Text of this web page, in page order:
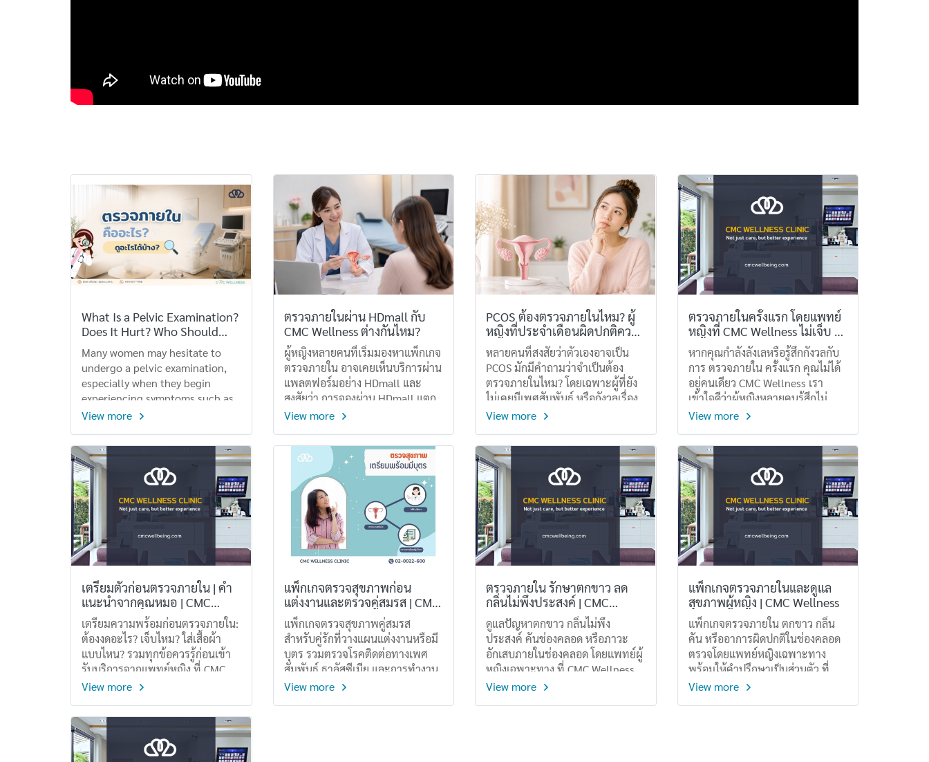
What Is a Pelvic Examination?
Does It Hurt? Who Should
Have One?
Many women may hesitate to
undergo a pelvic examination,
especially when they begin
experiencing symptoms such as
abnormal vaginal discharge,
burning, genital lumps or sores,
lower abdominal pain, or
abnormal vaginal bleeding.
Feelings of anxiety,
embarrassment, or fear of pain
often lead them to delay seeking
medical care.In reality, a pelvic
examination is an important
gynecological assessment that
helps identify the underlying
cause of these symptoms,
diagnose medical conditions,
and guide appropriate
treatment. It can also help
detect abnormalities at an early
stage, allowing for timely
management and better health
outcomes.
View more
ตรวจภายในผ่าน HDmall กับ
CMC Wellness ต่างกันไหม?
ผู้หญิงหลายคนที่เริ่มมองหาแพ็กเกจ
ตรวจภายใน อาจเคยเห็นบริการผ่าน
แพลตฟอร์มอย่าง HDmall และ
สงสัยว่า การจองผ่าน HDmall แตก
ต่างจากการจองตรงกับ CMC
ช่องทางยังคงเข้ารับบริการที่คลินิก
เดียวกันและดูแลโดยทีมแพทย์
เดียวกัน แต่รายละเอียดของ
โปรแกรม โปรโมชั่น และรูปแบบการ
ดูแล อาจแตกต่างกันเล็กน้อยตาม
ลักษณะของแต่ละแพ็กเกจ
View more
PCOS ต้องตรวจภายในไหม? ผู้
หญิงที่ประจำเดือนผิดปกติควรรู้
อะไรบ้าง
หลายคนที่สงสัยว่าตัวเองอาจเป็น
PCOS มักมีคำถามว่าจำเป็นต้อง
ตรวจภายในไหม? โดยเฉพาะผู้ที่ยัง
ไม่เคยมีเพศสัมพันธ์ หรือกังวลเรื่อง
ความเจ็บและความไม่สบายใจจริงๆ
หมายความว่าทุกคนต้องตรวจ
ภายในแบบสอดเครื่องมือเสมอไป
เพราะแพทย์จะเลือกวิธีตรวจตาม
อายุ อาการ และความเหมาะสมของ
แต่ละคน
View more
ตรวจภายในครั้งแรก โดยแพทย์
หญิงที่ CMC Wellness ไม่เจ็บ ไม่
อาย ปลอดภัย
หากคุณกำลังลังเลหรือรู้สึกกังวลกับ
การ ตรวจภายใน ครั้งแรก คุณไม่ได้
อยู่คนเดียว CMC Wellness เรา
เข้าใจดีว่าผู้หญิงหลายคนรู้สึกไม่
มั่นใจ เขิน หรือกลัวว่าจะเจ็บเราจึง
ให้ ปลอดภัย เป็นส่วนตัว ไม่เจ็บ และ
ดูแลโดยแพทย์หญิงเท่านั้นไม่ว่าคุณ
จะมีอาการผิดปกติ เช่น ตกขาว คัน
แสบ หรือเพียงต้องการตรวจมะเร็ง
ปากมดลูกประจำปีเราพร้อมให้คำ
แนะนำอย่างเข้าใจ และให้คุณมั่นใจ
ในทุกขั้นตอนของการดูแลสุขภาพ
เพศ
View more
เตรียมตัวก่อนตรวจภายใน | คำ
แนะนำจากคุณหมอ | CMC
Wellness
เตรียมความพร้อมก่อนตรวจภายใน:
ต้องงดอะไร? เจ็บไหม? ใส่เสื้อผ้า
แบบไหน? รวมทุกข้อควรรู้ก่อนเข้า
รับบริการจากแพทย์หญิง ที่ CMC
Wellness ดูแลด้วยความเข้าใจ
View more
แพ็กเกจตรวจสุขภาพก่อน
แต่งงานและตรวจคู่สมรส | CMC
Wellness
แพ็กเกจตรวจสุขภาพคู่สมรส
สำหรับคู่รักที่วางแผนแต่งงานหรือมี
บุตร รวมตรวจโรคติดต่อทางเพศ
สัมพันธ์ ธาลัสซีเมีย และการทำงาน
ของระบบสืบพันธุ์ โดยแพทย์เฉพาะ
View more
ตรวจภายใน รักษาตกขาว ลด
กลิ่นไม่พึงประสงค์ | CMC
Wellnes
ดูแลปัญหาตกขาว กลิ่นไม่พึง
ประสงค์ คันช่องคลอด หรือภาวะ
อักเสบภายในช่องคลอด โดยแพทย์ผู้
หญิงเฉพาะทาง ที่ CMC Wellness
บริการเป็นส่วนตัว ใส่ใจทุกขั้นตอน
View more
แพ็กเกจตรวจภายในและดูแล
สุขภาพผู้หญิง | CMC Wellness
แพ็กเกจตรวจภายใน ตกขาว กลิ่น
คัน หรืออาการผิดปกติในช่องคลอด
ตรวจโดยแพทย์หญิงเฉพาะทาง
พร้อมให้คำปรึกษาเป็นส่วนตัว ที่
CMC Wellness
View more